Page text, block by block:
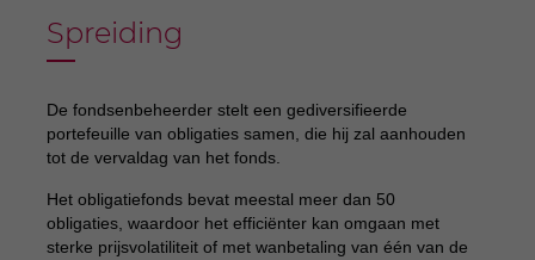
Spreiding
De fondsenbeheerder stelt een gediversifieerde
portefeuille van obligaties samen, die hij zal aanhouden
tot de vervaldag van het fonds.
Het obligatiefonds bevat meestal meer dan 50
obligaties, waardoor het efficiënter kan omgaan met
sterke prijsvolatiliteit of met wanbetaling van één van de